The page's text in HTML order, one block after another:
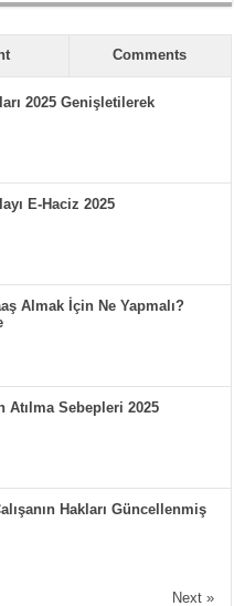
Comments
2025 Genişletilerek
E-Haciz 2025
Almak İçin Ne Yapmalı?
Atılma Sebepleri 2025
Hakları Güncellenmiş
Next »